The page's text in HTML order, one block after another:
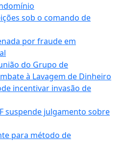
sob o comando de
por fraude em
do Grupo de
à Lavagem de Dinheiro
incentivar invasão de
suspende julgamento sobre
para método de